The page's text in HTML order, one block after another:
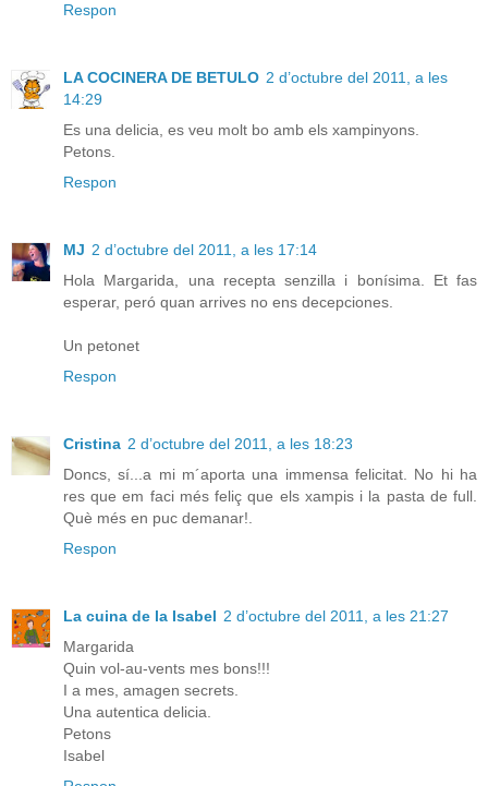
Respon
LA COCINERA DE BETULO 2 d’octubre del 2011, a les
14:29
Es una delicia, es veu molt bo amb els xampinyons.
Petons.
Respon
MJ 2 d’octubre del 2011, a les 17:14
Hola Margarida, una recepta senzilla i bonísima. Et fas
esperar, peró quan arrives no ens decepciones.
Un petonet
Respon
Cristina 2 d’octubre del 2011, a les 18:23
Doncs, sí...a mi m´aporta una immensa felicitat. No hi ha
res que em faci més feliç que els xampis i la pasta de full.
Què més en puc demanar!.
Respon
La cuina de la Isabel 2 d’octubre del 2011, a les 21:27
Margarida
Quin vol-au-vents mes bons!!!
I a mes, amagen secrets.
Una autentica delicia.
Petons
Isabel